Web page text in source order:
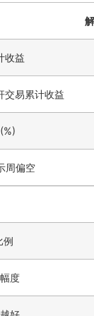
收益
交易累计收益
周偏空
例
度